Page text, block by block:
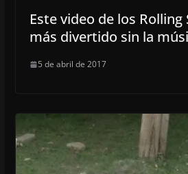
Este video de los Rolling
más divertido sin la
5 de abril de 2017